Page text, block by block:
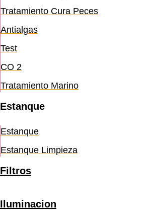
Tratamiento Cura Peces
Antialgas
Test
CO 2
Tratamiento Marino
Estanque
Estanque
Estanque Limpieza
Filtros
Iluminacion